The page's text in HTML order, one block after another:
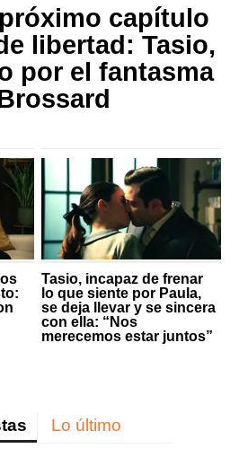
capítulo
libertad: Tasio,
por el fantasma
Tasio, incapaz de frenar
lo que siente por Paula,
se deja llevar y se sincera
con ella: “Nos
merecemos estar juntos”
Lo último